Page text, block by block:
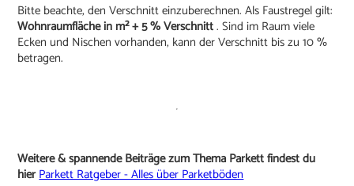
Bitte beachte, den Verschnitt einzuberechnen. Als Faustregel gilt:
Wohnraumfläche in m² + 5 % Verschnitt. Sind im Raum viele
Ecken und Nischen vorhanden, kann der Verschnitt bis zu 10 %
betragen.
Weitere & spannende Beiträge zum Thema Parkett findest du
hierParkett Ratgeber - Alles über Parketböden